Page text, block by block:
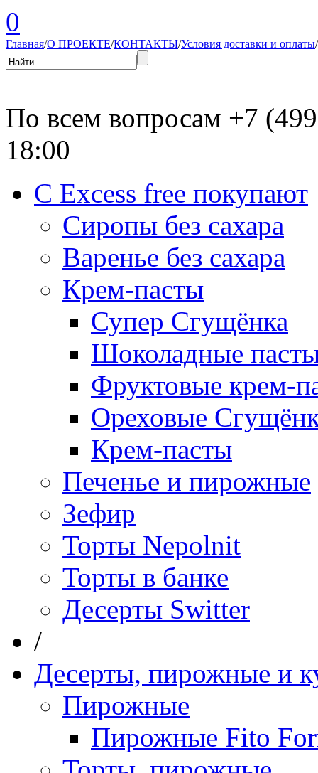
0
Главная/О ПРОЕКТЕ/КОНТАКТЫ/Условия доставки и оплаты/
По всем вопросам +7
18:00
С Excess free покупают
Сиропы без сахара
Варенье без сахара
Крем-пасты
Супер Сгущёнка
Шоколадные
Фруктовые крем-
Ореховые
Крем-пасты
Печенье и пирожные
Зефир
Торты Nepolnit
Торты в банке
Десерты Switter
/
Десерты, пирожные и
Пирожные
Пирожные Fito